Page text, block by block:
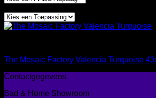
The Mosaic Factory Valencia Turquoise
Contactgegevens
Bad & Home Showroom